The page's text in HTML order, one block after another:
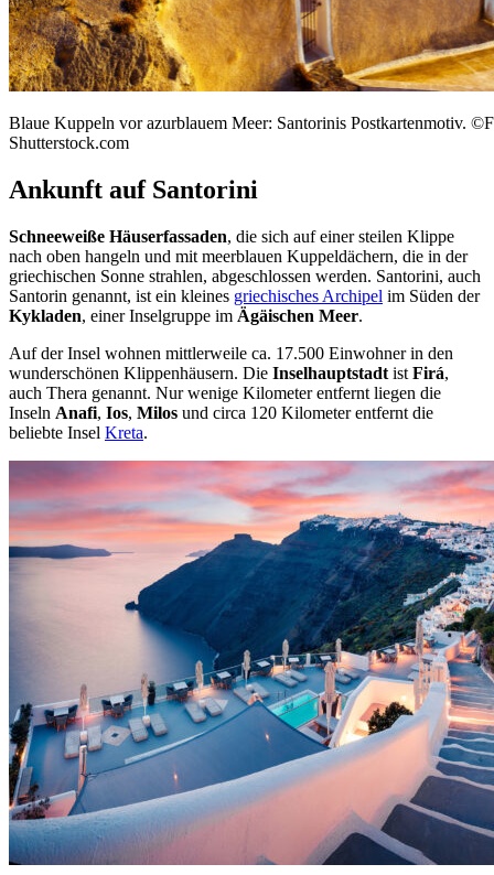
Blaue Kuppeln vor azurblauem Meer: Santorinis Postkartenmotiv.
Shutterstock.com
Ankunft auf Santorini
Schneeweiße Häuserfassaden, die sich auf einer steilen Klippe
nach oben hangeln und mit meerblauen Kuppeldächern, die in der
griechischen Sonne strahlen, abgeschlossen werden. Santorini, auch
Santorin genannt, ist ein kleines griechisches Archipel im Süden der
Kykladen, einer Inselgruppe im Ägäischen Meer.
Auf der Insel wohnen mittlerweile ca. 17.500 Einwohner in den
wunderschönen Klippenhäusern. Die Inselhauptstadt ist Firá,
auch Thera genannt. Nur wenige Kilometer entfernt liegen die
Inseln Anafi, Ios, Milos und circa 120 Kilometer entfernt die
beliebte Insel Kreta.